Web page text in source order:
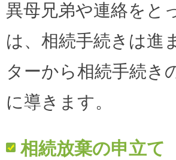
異母兄弟や連絡をと
は、相続手続きは進
ターから相続手続き
に導きます。
相続放棄の申立て